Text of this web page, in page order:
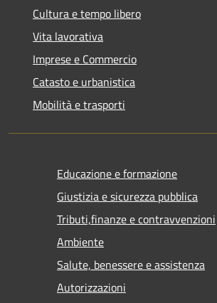
Cultura e tempo libero
Vita lavorativa
Imprese e Commercio
Catasto e urbanistica
Mobilità e trasporti
Educazione e formazione
Giustizia e sicurezza pubblica
Tributi,finanze e contravvenzioni
Ambiente
Salute, benessere e assistenza
Autorizzazioni